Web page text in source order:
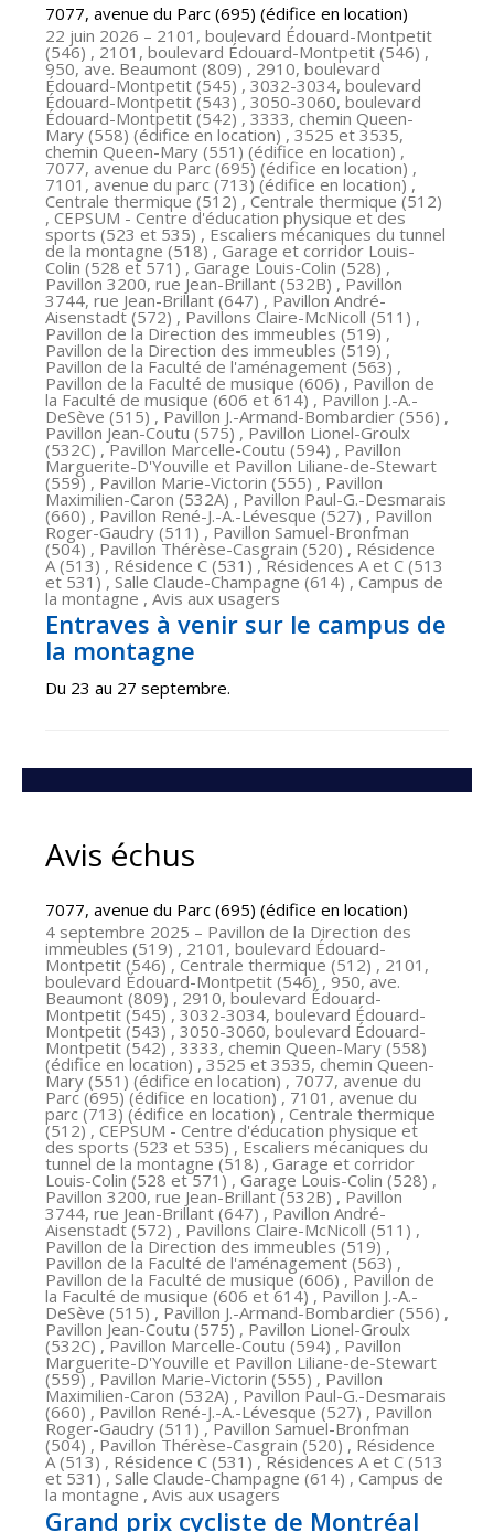
7077, avenue du Parc (695) (édifice en location)
22 juin 2026 – 2101, boulevard Édouard-Montpetit
(546) , 2101, boulevard Édouard-Montpetit (546) ,
950, ave. Beaumont (809) , 2910, boulevard
Édouard-Montpetit (545) , 3032-3034, boulevard
Édouard-Montpetit (543) , 3050-3060, boulevard
Édouard-Montpetit (542) , 3333, chemin Queen-
Mary (558) (édifice en location) , 3525 et 3535,
chemin Queen-Mary (551) (édifice en location) ,
7077, avenue du Parc (695) (édifice en location) ,
7101, avenue du parc (713) (édifice en location) ,
Centrale thermique (512) , Centrale thermique (512)
, CEPSUM - Centre d'éducation physique et des
sports (523 et 535) , Escaliers mécaniques du tunnel
de la montagne (518) , Garage et corridor Louis-
Colin (528 et 571) , Garage Louis-Colin (528) ,
Pavillon 3200, rue Jean-Brillant (532B) , Pavillon
3744, rue Jean-Brillant (647) , Pavillon André-
Aisenstadt (572) , Pavillons Claire-McNicoll (511) ,
Pavillon de la Direction des immeubles (519) ,
Pavillon de la Direction des immeubles (519) ,
Pavillon de la Faculté de l'aménagement (563) ,
Pavillon de la Faculté de musique (606) , Pavillon de
la Faculté de musique (606 et 614) , Pavillon J.-A.-
DeSève (515) , Pavillon J.-Armand-Bombardier (556) ,
Pavillon Jean-Coutu (575) , Pavillon Lionel-Groulx
(532C) , Pavillon Marcelle-Coutu (594) , Pavillon
Marguerite-D'Youville et Pavillon Liliane-de-Stewart
(559) , Pavillon Marie-Victorin (555) , Pavillon
Maximilien-Caron (532A) , Pavillon Paul-G.-Desmarais
(660) , Pavillon René-J.-A.-Lévesque (527) , Pavillon
Roger-Gaudry (511) , Pavillon Samuel-Bronfman
(504) , Pavillon Thérèse-Casgrain (520) , Résidence
A (513) , Résidence C (531) , Résidences A et C (513
et 531) , Salle Claude-Champagne (614) , Campus de
la montagne , Avis aux usagers
Entraves à venir sur le campus de
la montagne
Du 23 au 27 septembre.
Avis échus
7077, avenue du Parc (695) (édifice en location)
4 septembre 2025 – Pavillon de la Direction des
immeubles (519) , 2101, boulevard Édouard-
Montpetit (546) , Centrale thermique (512) , 2101,
boulevard Édouard-Montpetit (546) , 950, ave.
Beaumont (809) , 2910, boulevard Édouard-
Montpetit (545) , 3032-3034, boulevard Édouard-
Montpetit (543) , 3050-3060, boulevard Édouard-
Montpetit (542) , 3333, chemin Queen-Mary (558)
(édifice en location) , 3525 et 3535, chemin Queen-
Mary (551) (édifice en location) , 7077, avenue du
Parc (695) (édifice en location) , 7101, avenue du
parc (713) (édifice en location) , Centrale thermique
(512) , CEPSUM - Centre d'éducation physique et
des sports (523 et 535) , Escaliers mécaniques du
tunnel de la montagne (518) , Garage et corridor
Louis-Colin (528 et 571) , Garage Louis-Colin (528) ,
Pavillon 3200, rue Jean-Brillant (532B) , Pavillon
3744, rue Jean-Brillant (647) , Pavillon André-
Aisenstadt (572) , Pavillons Claire-McNicoll (511) ,
Pavillon de la Direction des immeubles (519) ,
Pavillon de la Faculté de l'aménagement (563) ,
Pavillon de la Faculté de musique (606) , Pavillon de
la Faculté de musique (606 et 614) , Pavillon J.-A.-
DeSève (515) , Pavillon J.-Armand-Bombardier (556) ,
Pavillon Jean-Coutu (575) , Pavillon Lionel-Groulx
(532C) , Pavillon Marcelle-Coutu (594) , Pavillon
Marguerite-D'Youville et Pavillon Liliane-de-Stewart
(559) , Pavillon Marie-Victorin (555) , Pavillon
Maximilien-Caron (532A) , Pavillon Paul-G.-Desmarais
(660) , Pavillon René-J.-A.-Lévesque (527) , Pavillon
Roger-Gaudry (511) , Pavillon Samuel-Bronfman
(504) , Pavillon Thérèse-Casgrain (520) , Résidence
A (513) , Résidence C (531) , Résidences A et C (513
et 531) , Salle Claude-Champagne (614) , Campus de
la montagne , Avis aux usagers
Grand prix cycliste de Montréal